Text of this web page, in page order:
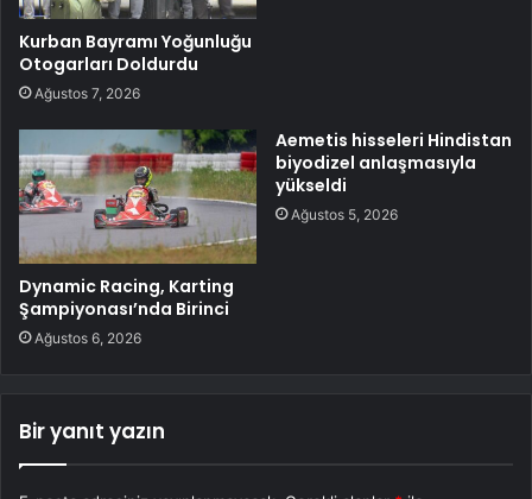
Kurban Bayramı Yoğunluğu
Otogarları Doldurdu
Ağustos 7, 2026
Dynamic Racing, Karting
Şampiyonası’nda Birinci
Ağustos 6, 2026
Aemetis hisseleri Hindistan
biyodizel anlaşmasıyla
yükseldi
Ağustos 5, 2026
Bir yanıt yazın